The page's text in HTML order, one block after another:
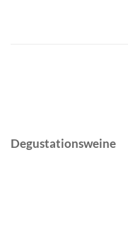
Degustationsweine